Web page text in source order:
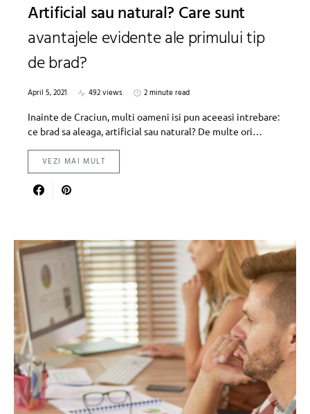
Artificial sau natural? Care sunt
avantajele evidente ale primului tip
de brad?
April 5, 2021 492 views
2 minute read
Inainte de Craciun, multi oameni isi pun aceeasi intrebare:
ce brad sa aleaga, artificial sau natural? De multe ori…
VEZI MAI MULT